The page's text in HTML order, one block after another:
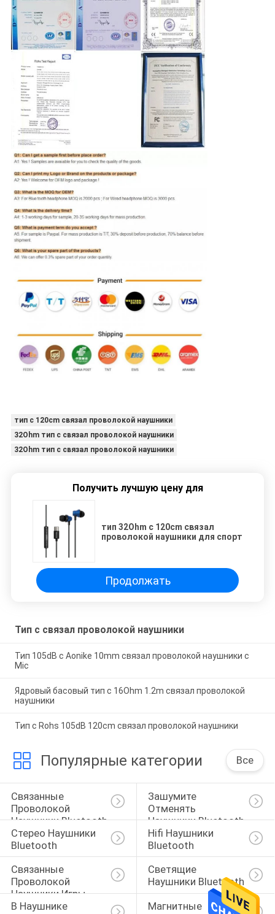
тип c 120cm связал проволокой наушники
32Ohm тип c связал проволокой наушники
32Ohm тип c связал проволокой наушники
Получить лучшую цену для
тип 32Ohm c 120cm связал
проволокой наушники для спорт
Продолжать
Тип c связал проволокой наушники
Тип 105dB c Aonike 10mm связал проволокой наушники с
Mic
Ядровый басовый тип c 16Ohm 1.2m связал проволокой
наушники
Тип c Rohs 105dB 120cm связал проволокой наушники
Популярные категории Все
Связанные
Проволокой
Наушники Bluetooth
Зашумите
Отменять
Наушники Bluetooth
Стерео Наушники
Bluetooth
Hifi Наушники
Bluetooth
Связанные
Проволокой
Наушники Игры
Светящие
Наушники Bluetooth
В Наушнике
Магнитные